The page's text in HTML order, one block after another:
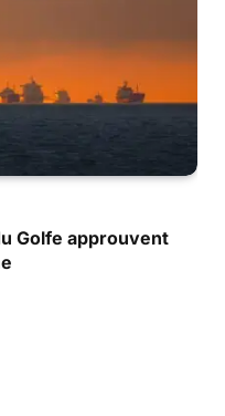
Golfe approuvent